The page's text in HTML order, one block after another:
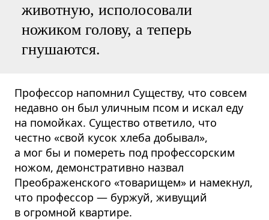
животную, исполосовали
ножиком голову, а теперь
гнушаются.
Профессор напомнил Существу, что совсем
недавно он был уличным псом и искал еду
на помойках. Существо ответило, что
честно «свой кусок хлеба добывал»,
а мог бы и помереть под профессорским
ножом, демонстративно назвал
Преображенского «товарищем» и намекнул,
что профессор — буржуй, живущий
в огромной квартире.